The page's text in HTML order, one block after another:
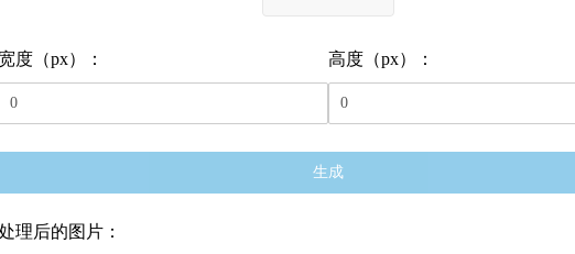
宽度（px）： 高度（px）：
生成
理后的图片：